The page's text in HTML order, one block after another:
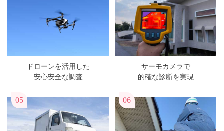
ドローンを活用した
安心安全な調査
サーモカメラで
的確な診断を実現
05 06